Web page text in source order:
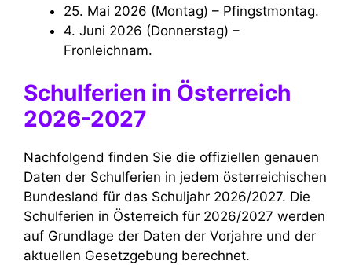
25. Mai 2026 (Montag) – Pfingstmontag.
4. Juni 2026 (Donnerstag) –
Fronleichnam.
Schulferien in Österreich
2026-2027
Nachfolgend finden Sie die offiziellen genauen
Daten der Schulferien in jedem österreichischen
Bundesland für das Schuljahr 2026/2027. Die
Schulferien in Österreich für 2026/2027 werden
auf Grundlage der Daten der Vorjahre und der
aktuellen Gesetzgebung berechnet.